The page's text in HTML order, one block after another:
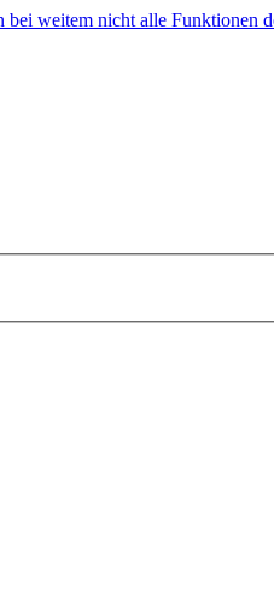
weitem nicht alle